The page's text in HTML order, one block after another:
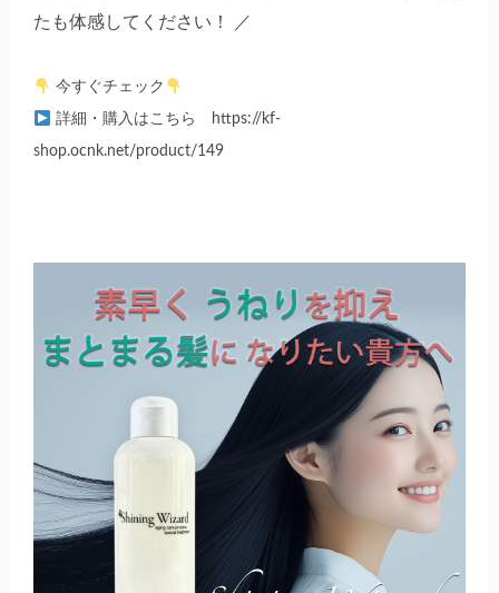
たも体感してください！ ／
今すぐチェック
詳細・購入はこちら https://kf-
shop.ocnk.net/product/149